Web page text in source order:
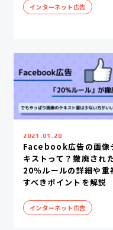
インターネット広告
2021.01.20
Facebook広告の画像
キストって？撤廃され
20％ルールの詳細や重
すべきポイントを解説
インターネット広告